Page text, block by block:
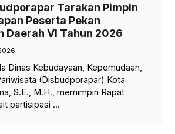
Tarakan Pimpin
Peserta Pekan
Daerah VI Tahun 2026
Dinas Kebudayaan, Kepemudaan,
(Disbudporapar) Kota
S.E., M.H., memimpin Rapat
partisipasi ...